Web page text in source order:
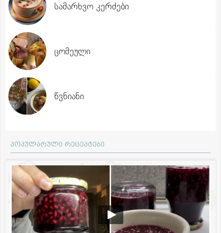
სამარხვო კერძები
ცომეული
წვნიანი
პოპულარული რეცეპტები